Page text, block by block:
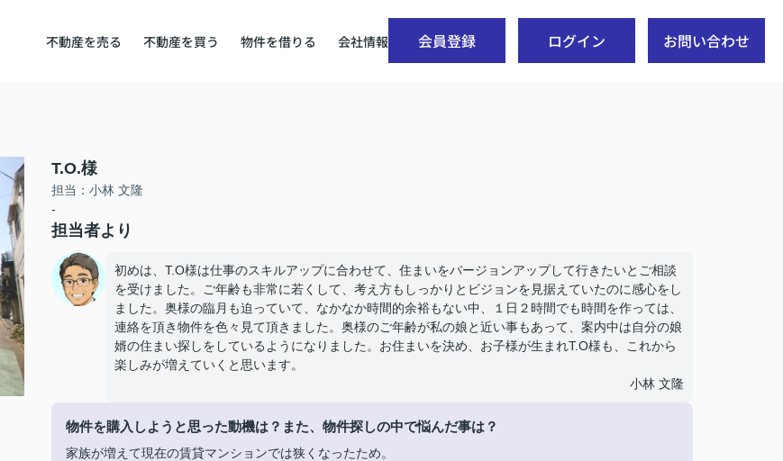
不動産を売る 不動産を買う 物件を借りる 会社情報 会員登録 ログイン お問い合わせ
T.O.様
担当：小林 文隆
-
担当者より
初めは、T.O様は仕事のスキルアップに合わせて、住まいをバージョンアップして行きたいとご相談
を受けました。ご年齢も非常に若くして、考え方もしっかりとビジョンを見据えていたのに感心をし
ました。奥様の臨月も迫っていて、なかなか時間的余裕もない中、１日２時間でも時間を作っては、
連絡を頂き物件を色々見て頂きました。奥様のご年齢が私の娘と近い事もあって、案内中は自分の娘
婿の住まい探しをしているようになりました。お住まいを決め、お子様が生まれT.O様も、これから
楽しみが増えていくと思います。
小林 文隆
物件を購入しようと思った動機は？また、物件探しの中で悩んだ事は？
家族が増えて現在の賃貸マンションでは狭くなったため。